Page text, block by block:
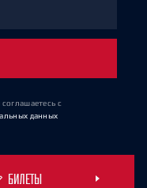
с
данных
БИЛЕТЫ